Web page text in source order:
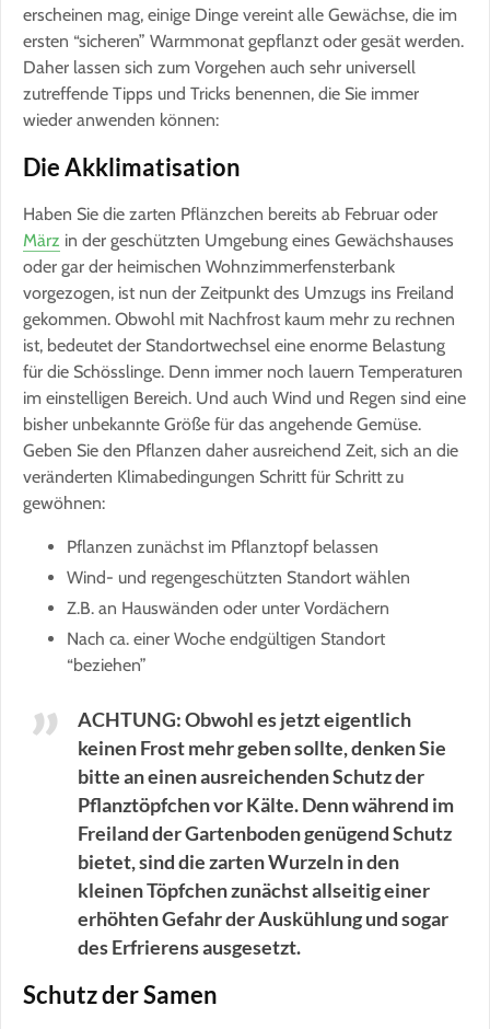
erscheinen mag, einige Dinge vereint alle Gewächse, die im
ersten “sicheren” Warmmonat gepflanzt oder gesät werden.
Daher lassen sich zum Vorgehen auch sehr universell
zutreffende Tipps und Tricks benennen, die Sie immer
wieder anwenden können:
Die Akklimatisation
Haben Sie die zarten Pflänzchen bereits ab Februar oder
März in der geschützten Umgebung eines Gewächshauses
oder gar der heimischen Wohnzimmerfensterbank
vorgezogen, ist nun der Zeitpunkt des Umzugs ins Freiland
gekommen. Obwohl mit Nachfrost kaum mehr zu rechnen
ist, bedeutet der Standortwechsel eine enorme Belastung
für die Schösslinge. Denn immer noch lauern Temperaturen
im einstelligen Bereich. Und auch Wind und Regen sind eine
bisher unbekannte Größe für das angehende Gemüse.
Geben Sie den Pflanzen daher ausreichend Zeit, sich an die
veränderten Klimabedingungen Schritt für Schritt zu
gewöhnen:
Pflanzen zunächst im Pflanztopf belassen
Wind- und regengeschützten Standort wählen
Z.B. an Hauswänden oder unter Vordächern
Nach ca. einer Woche endgültigen Standort
“beziehen”
ACHTUNG: Obwohl es jetzt eigentlich
keinen Frost mehr geben sollte, denken Sie
bitte an einen ausreichenden Schutz der
Pflanztöpfchen vor Kälte. Denn während im
Freiland der Gartenboden genügend Schutz
bietet, sind die zarten Wurzeln in den
kleinen Töpfchen zunächst allseitig einer
erhöhten Gefahr der Auskühlung und sogar
des Erfrierens ausgesetzt.
Schutz der Samen